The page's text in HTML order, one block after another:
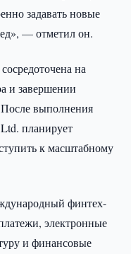
задавать новые
— отметил он.
на
и завершении
выполнения
планирует
к масштабному
финтех-
электронные
и финансовые